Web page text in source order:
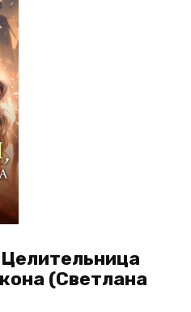
(Светлана